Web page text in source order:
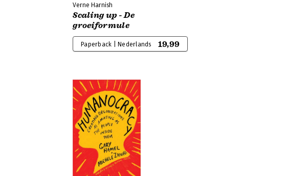
Verne Harnish
Scaling up - De
groeiformule
Paperback | Nederlands 19,99